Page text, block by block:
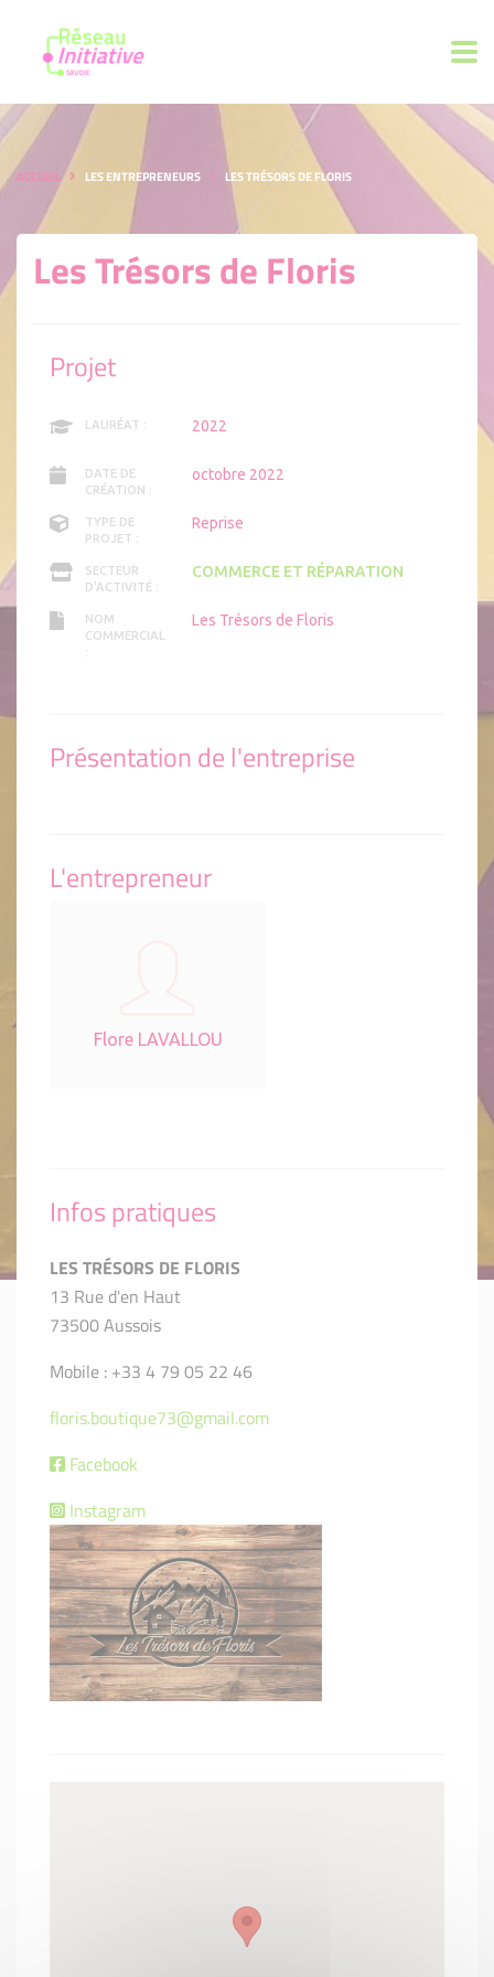
ACCUEIL LES ENTREPRENEURS LES TRÉSORS DE FLORIS
Les Trésors de Floris
Projet
LAURÉAT : 2022
DATE DE
CRÉATION :
octobre 2022
TYPE DE
PROJET :
Reprise
SECTEUR
D'ACTIVITÉ :
COMMERCE ET RÉPARATION
NOM
COMMERCIAL
:
Les Trésors de Floris
Présentation de l'entreprise
L'entrepreneur
Flore LAVALLOU
Infos pratiques
LES TRÉSORS DE FLORIS
13 Rue d'en Haut
73500 Aussois
Mobile : +33 4 79 05 22 46
floris.boutique73@gmail.com
Facebook
Instagram